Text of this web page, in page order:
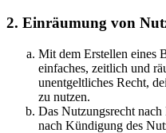
2. Einräumung von
Mit dem Erstellen eines
einfaches, zeitlich und
unentgeltliches Recht,
zu nutzen.
Das Nutzungsrecht
nach Kündigung des